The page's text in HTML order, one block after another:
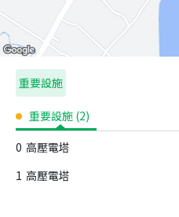
重要設施
重要設施 (2)
0 高壓電塔
1 高壓電塔